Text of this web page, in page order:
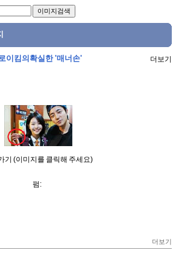
이킴의확실한 '매너손' 더보기
기 (이미지를 클릭해 주세요)
펌:
더보기